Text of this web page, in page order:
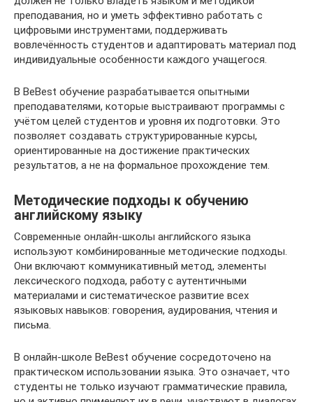
преподавания, но и уметь эффективно работать с
цифровыми инструментами, поддерживать
вовлечённость студентов и адаптировать материал под
индивидуальные особенности каждого учащегося.
В BeBest обучение разрабатывается опытными
преподавателями, которые выстраивают программы с
учётом целей студентов и уровня их подготовки. Это
позволяет создавать структурированные курсы,
ориентированные на достижение практических
результатов, а не на формальное прохождение тем.
Методические подходы к обучению
английскому языку
Современные онлайн-школы английского языка
используют комбинированные методические подходы.
Они включают коммуникативный метод, элементы
лексического подхода, работу с аутентичными
материалами и систематическое развитие всех
языковых навыков: говорения, аудирования, чтения и
письма.
В онлайн-школе BeBest обучение сосредоточено на
практическом использовании языка. Это означает, что
студенты не только изучают грамматические правила,